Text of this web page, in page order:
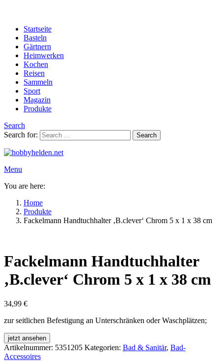
Startseite
Basteln
Gärtnern
Heimwerken
Kochen
Reisen
Sammeln
Sport
Magazin
Produkte
Search
Search for:
Search
Menu
You are here:
Home
Produkte
Fackelmann Handtuchhalter ‚B.clever‘ Chrom 5 x 1 x 38 cm
Fackelmann Handtuchhalter
‚B.clever‘ Chrom 5 x 1 x 38 cm
34,99 €
zur seitlichen Befestigung an Unterschränken oder Waschplätzen;
jetzt ansehen
Artikelnummer: 5351205 Kategorien: Bad & Sanitär, Bad-
Accessoires